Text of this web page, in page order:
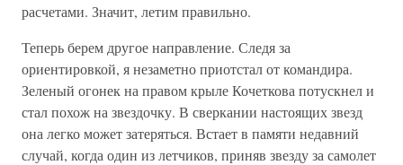
расчетами. Значит, летим правильно.
Теперь берем другое направление. Следя за
ориентировкой, я незаметно приотстал от командира.
Зеленый огонек на правом крыле Кочеткова потускнел и
стал похож на звездочку. В сверкании настоящих звезд
она легко может затеряться. Встает в памяти недавний
случай, когда один из летчиков, приняв звезду за самолет